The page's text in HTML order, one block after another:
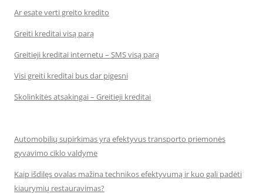
Ar esate verti greito kredito
Greiti kreditai visą parą
Greitieji kreditai internetu – SMS visą parą
Visi greiti kreditai bus dar pigesni
Skolinkitės atsakingai – Greitieji kreditai
Automobilių supirkimas yra efektyvus transporto priemonės
gyvavimo ciklo valdyme
Kaip išdilęs ovalas mažina technikos efektyvumą ir kuo gali padėti
kiaurymių restauravimas?